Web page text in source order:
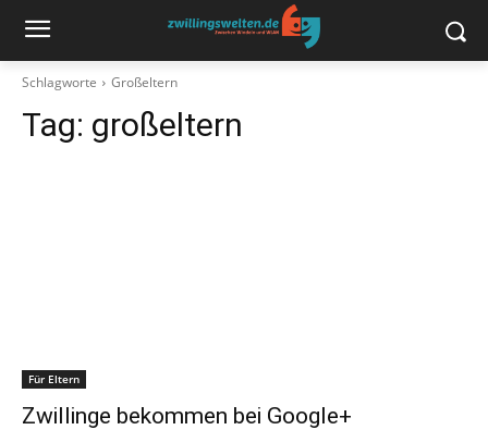
Schlagworte Großeltern
Tag: großeltern
Für Eltern
Zwillinge bekommen bei Google+